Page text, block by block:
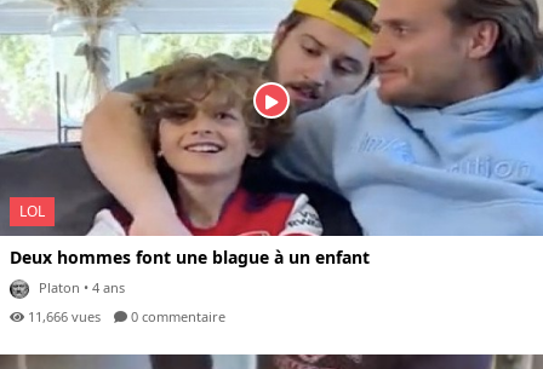
LOL
Deux hommes font une blague à un enfant
Platon • 4 ans
11,666 vues
0 commentaire